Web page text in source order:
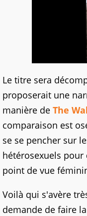
Le titre sera
proposerait une
manière de The
comparaison est
se se pencher sur
hétérosexuels
point de vue
Voilà qui s'avère
demande de faire